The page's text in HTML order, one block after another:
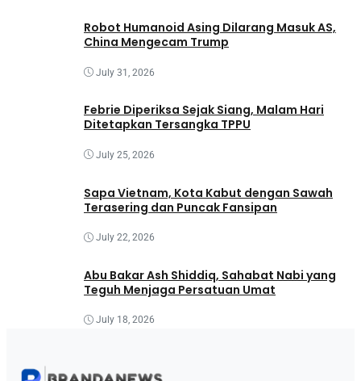
Robot Humanoid Asing Dilarang Masuk AS,
China Mengecam Trump
July 31, 2026
Febrie Diperiksa Sejak Siang, Malam Hari
Ditetapkan Tersangka TPPU
July 25, 2026
Sapa Vietnam, Kota Kabut dengan Sawah
Terasering dan Puncak Fansipan
July 22, 2026
Abu Bakar Ash Shiddiq, Sahabat Nabi yang
Teguh Menjaga Persatuan Umat
July 18, 2026